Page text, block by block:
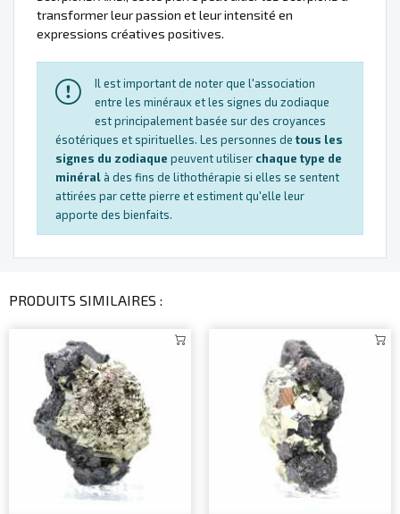
transformer leur passion et leur intensité en
expressions créatives positives.
Il est important de noter que l'association
entre les minéraux et les signes du zodiaque
est principalement basée sur des croyances
ésotériques et spirituelles. Les personnes de tous les
signes du zodiaque peuvent utiliser chaque type de
minéralà des fins de lithothérapie si elles se sentent
attirées par cette pierre et estiment qu'elle leur
apporte des bienfaits.
PRODUITS SIMILAIRES :